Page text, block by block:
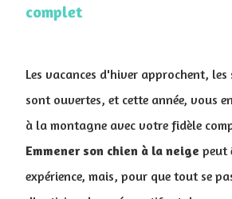
complet
Les vacances d'hiver approchent,
sont ouvertes, et cette année, vous
à la montagne avec votre fidèle
Emmener son chien à la neige peut
expérience, mais, pour que tout se